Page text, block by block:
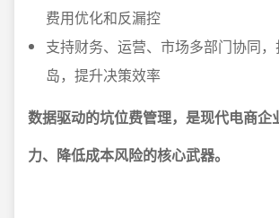
费用优化和反漏控
支持财务、运营、市场多部门协同
岛，提升决策效率
数据驱动的坑位费管理，是现代电商企
力、降低成本风险的核心武器。